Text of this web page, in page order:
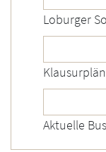
Loburger
Aktuelle